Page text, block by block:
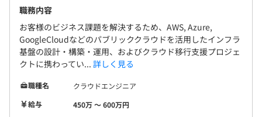
職務内容
お客様のビジネス課題を解決するため、AWS, Azure,
GoogleCloudなどのパブリッククラウドを活用したインフラ
基盤の設計・構築・運用、およびクラウド移行支援プロジェ
クトに携わってい... 詳しく見る
職種名
クラウドエンジニア
給与
450万 〜 600万円